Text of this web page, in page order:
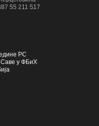
55 211 517
РС
Саве у ФБиХ